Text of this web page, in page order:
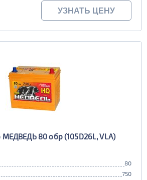
УЗНАТЬ ЦЕНУ
МЕДВЕДЬ 80 обр (105D26L, VLA)
80
750